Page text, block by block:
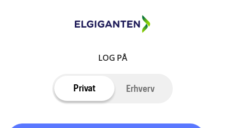
LOG PÅ
Privat Erhverv